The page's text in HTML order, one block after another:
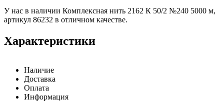
У нас в наличии Комплексная нить 2162 К 50/2 №240 5000 м,
артикул 86232 в отличном качестве.
Характеристики
Наличие
Доставка
Оплата
Информация